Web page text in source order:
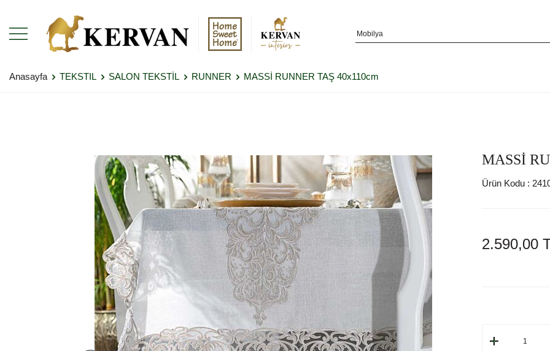
Anasayfa TEKSTIL SALON TEKSTİL RUNNER MASSİ RUNNER TAŞ 40x110cm
MASSİ
Ürün Kodu :
2.590,00